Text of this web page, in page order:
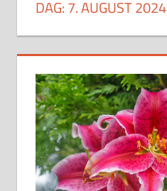
DAG:7. AUGUST 2024